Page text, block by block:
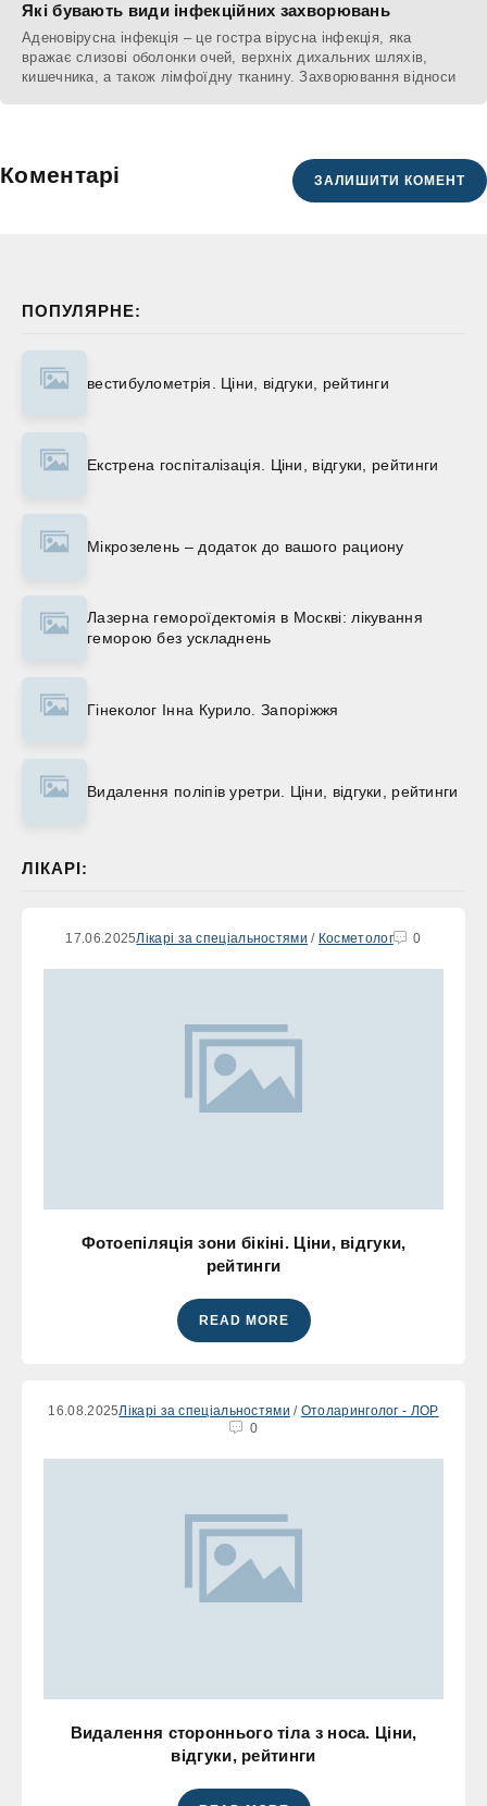
ПОПУЛЯРНЕ:
вестибулометрія. Ціни, відгуки, рейтинги
Екстрена госпіталізація. Ціни, відгуки, рейтинги
Мікрозелень – додаток до вашого рациону
Лазерна гемороїдектомія в Москві: лікування
геморою без ускладнень
Гінеколог Інна Курило. Запоріжжя
Видалення поліпів уретри. Ціни, відгуки, рейтинги
ЛІКАРІ:
17.06.2025Лікарі за спеціальностями / Косметолог 0
Фотоепіляція зони бікіні. Ціни, відгуки,
рейтинги
READ MORE
16.08.2025Лікарі за спеціальностями / Отоларинголог - ЛОР
0
Видалення стороннього тіла з носа. Ціни,
відгуки, рейтинги
Які бувають види інфекційних захворювань
Аденовірусна інфекція – це гостра вірусна інфекція, яка
вражає слизові оболонки очей, верхніх дихальних шляхів,
кишечника, а також лімфоїдну тканину. Захворювання відноси
Коментарі ЗАЛИШИТИ КОМЕНТ